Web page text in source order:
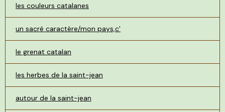
les couleurs catalanes
un sacré caractère/mon pays,c'
le grenat catalan
les herbes de la saint-jean
autour de la saint-jean